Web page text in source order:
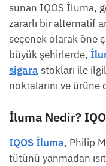
sunan IQOS İluma,
zararlı bir alternatif
seçenek olarak öne
büyük şehirlerde,
sigara stokları ile
noktalarını ve ürüne
İluma Nedir?
IQOS İluma, Philip
tütünü yanmadan